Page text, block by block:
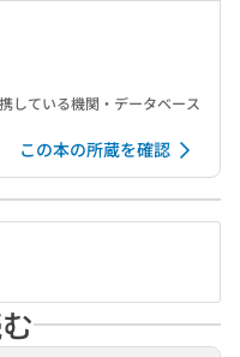
している機関・データベース
この本の所蔵を確認